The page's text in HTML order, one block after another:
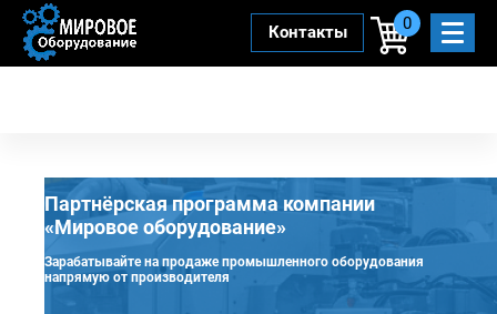
Контакты 0
Партнёрская программа компании
«Мировое оборудование»
Зарабатывайте на продаже промышленного оборудования
напрямую от производителя